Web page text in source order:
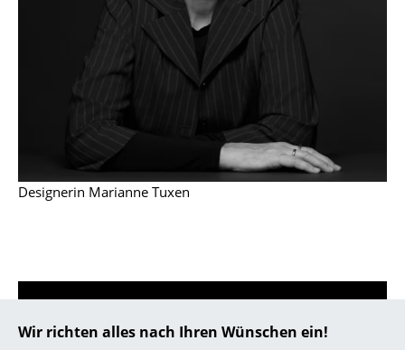
Wir richten alles nach Ihren Wünschen ein!
Hängeleuchten & Deckenleuchten
Tischleuchten
Schreibtischleuchten
Stehleuchten & Leseleuchten
Bodenleuchten
Akkuleuchten
Designerin Marianne Tuxen